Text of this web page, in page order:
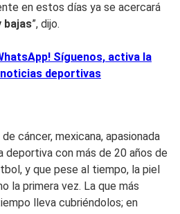
en estos días ya se acercará
bajas”, dijo.
Síguenos, activa la
deportivas
cáncer, mexicana, apasionada
deportiva con más de 20 años de
y que pese al tiempo, la piel
la primera vez. La que más
lleva cubriéndolos; en